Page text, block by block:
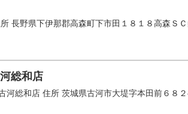
長野県下伊那郡高森町下市田１８１８高森Ｓ
総和店
河総和店 住所 茨城県古河市大堤字本田前６